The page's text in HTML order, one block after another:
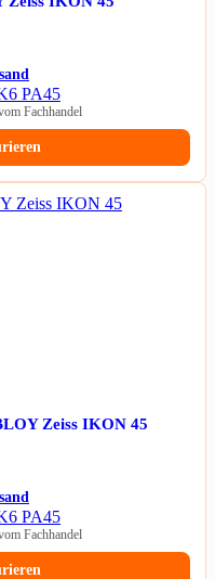
PA45
Fachhandel
Zeiss IKON 45
PA45
Fachhandel